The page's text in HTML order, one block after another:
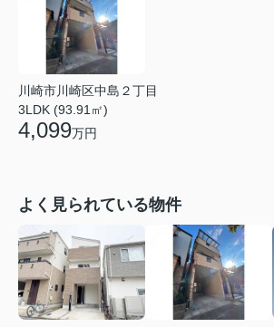
川崎市川崎区中島２丁目
3LDK (93.91㎡)
4,099万円
よく見られている物件